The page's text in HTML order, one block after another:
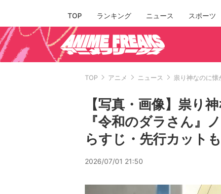
TOP ランキング ニュース スポーツ
TOP アニメ ニュース 祟り神なのに
【写真・画像】祟り
『令和のダラさん』
らすじ・先行カット
2026/07/01 21:50